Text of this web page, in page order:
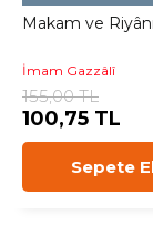
Makam ve
İmam Gazzâlî
155,00 TL
100,75 TL
Sepete